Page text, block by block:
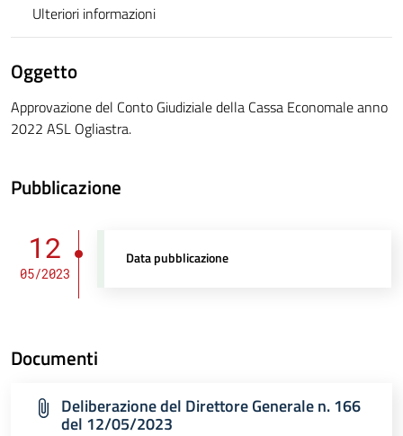
Ulteriori informazioni
Oggetto
Approvazione del Conto Giudiziale della Cassa Economale anno
2022 ASL Ogliastra.
Pubblicazione
12
05/2023
Data pubblicazione
Documenti
Deliberazione del Direttore Generale n. 166
del 12/05/2023